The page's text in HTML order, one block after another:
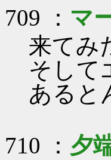
709 ： マ
来てみ
そして
あると
710 ： 夕